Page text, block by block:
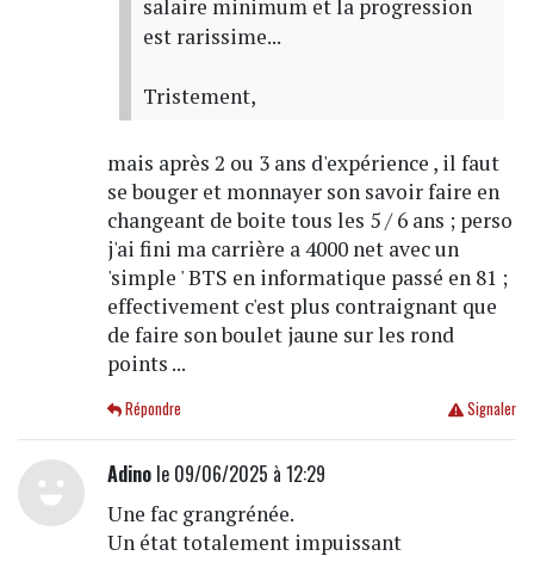
salaire minimum et la progression
est rarissime...
Tristement,
mais après 2 ou 3 ans d'expérience , il faut
se bouger et monnayer son savoir faire en
changeant de boite tous les 5 / 6 ans ; perso
j'ai fini ma carrière a 4000 net avec un
'simple ' BTS en informatique passé en 81 ;
effectivement c'est plus contraignant que
de faire son boulet jaune sur les rond
points ...
Signaler
Répondre
Adinole 09/06/2025 à 12:29
Une fac grangrénée.
Un état totalement impuissant